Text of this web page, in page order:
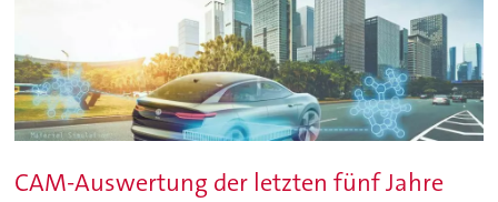
CAM-Auswertung der letzten fünf Jahre